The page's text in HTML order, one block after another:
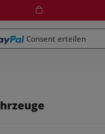
Consent erteilen